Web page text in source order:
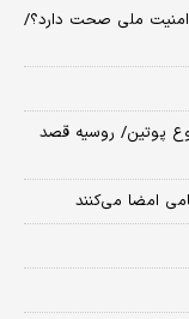
امنیت ملی صحت دارد؟/
پوتین/ روسیه قصد